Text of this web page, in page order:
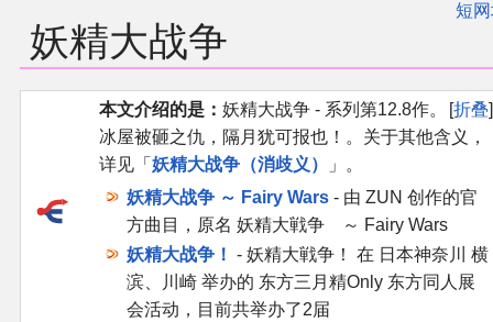
THBWiki以专业性和准确性为目标，如果你发现了任何确定的错误或
漏，可在登录后直接进行改正
短
妖精大战争
折叠
本文介绍的是： 妖精大战争 - 系列第12.8作。
冰屋被砸之仇，隔月犹可报也！。关于其他含义，
详见「 妖精大战争（消歧义）
」。
妖精大战争 ～ Fairy Wars - 由 ZUN 创作的官
方曲目，原名 妖精大戦争 ～ Fairy Wars
妖精大战争！ - 妖精大戦争！ 在 日本神奈川 横
滨、川崎 举办的 东方三月精Only 东方同人展
会活动，目前共举办了2届
东方同人规约
沙盒（建议使用）
讨论板